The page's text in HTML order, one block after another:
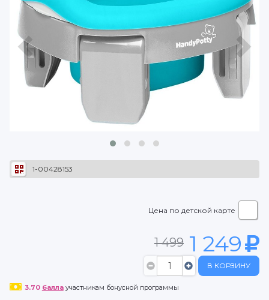
1-00428153
Цена по детской карте
1 499 1 249
В КОРЗИНУ
3.70 баллаучастникам бонусной программы